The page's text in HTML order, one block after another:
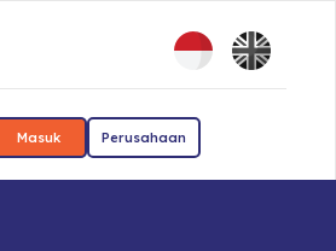
Masuk Perusahaan